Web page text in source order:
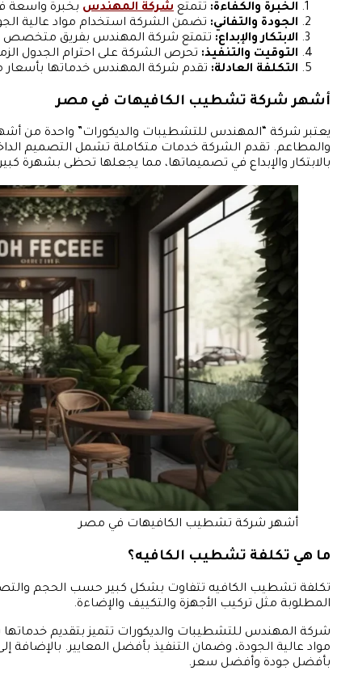
الخبرة والكفاءة: تتمتع شركة المهندس بخبرة واسعة
الجودة والتفاني: تضمن الشركة استخدام مواد عالية
الابتكار والإبداع: تتمتع شركة المهندس بفريق متخصص
التوقيت والتنفيذ: تحرص الشركة على احترام الجدول
التكلفة العادلة: تقدم شركة المهندس خدماتها بأسعار
أشهر شركة تشطيب الكافيهات في مصر
يعتبر شركة “المهندس للتشطيبات والديكورات” واحدة من
والمطاعم. تقدم الشركة خدمات متكاملة تشمل التصميم
بالابتكار والإبداع في تصميماتها، مما يجعلها تحظى بشهرة
أشهر شركة تشطيب الكافيهات في مصر
ما هي تكلفة تشطيب الكافيه؟
تكلفة تشطيب الكافيه تتفاوت بشكل كبير حسب الحجم
المطلوبة مثل تركيب الأجهزة والتكييف والإضاءة.
شركة المهندس للتشطيبات والديكورات تتميز بتقديم
مواد عالية الجودة، وضمان التنفيذ بأفضل المعايير. بالإضافة
بأفضل جودة وأفضل سعر.